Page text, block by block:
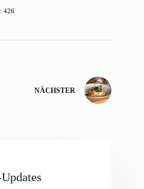
426
NÄCHSTER